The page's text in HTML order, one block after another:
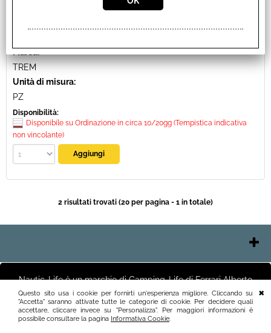
Questo sito usa i cookie per fornirti un'esperienza migliore. Cliccando su
"Accetta" saranno attivate tutte le categorie di cookie. Per decidere quali
accettare, cliccare invece su "Personalizza". Per maggiori informazioni è
possibile consultare la pagina Informativa Cookie.
CINTURA DI SICUREZZA "OLIMPIA" ADULTO
TREM
Unità di misura:
PZ
Disponibilità:
Disponibile su Ordinazione in circa 10/20gg (Tempistica indicativa
non vincolante)
2 risultati trovati (20 per pagina - 1 in totale)
Spedizioni
Recesso e Condizioni
Nautic-Life è un marchio di Camping-Life di Ferrari Alberto
Negozio e Uffici Via Polesine 2 25125 Brescia (BS) Magazzino
Via Friuli 3 25125 Brescia (BS)P.I.03411250982 info@nautic-life.it